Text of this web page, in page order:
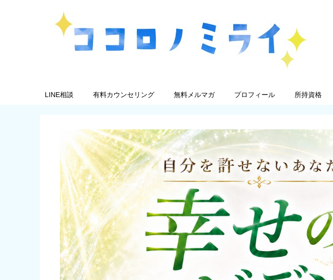
LINE相談 有料カウンセリング 無料メルマガ プロフィール 所持資格